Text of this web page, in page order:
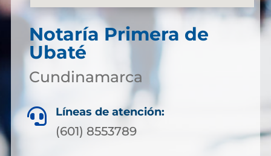
Notaría Primera de
Ubaté
Cundinamarca
 Líneas de atención:
(601) 8553789